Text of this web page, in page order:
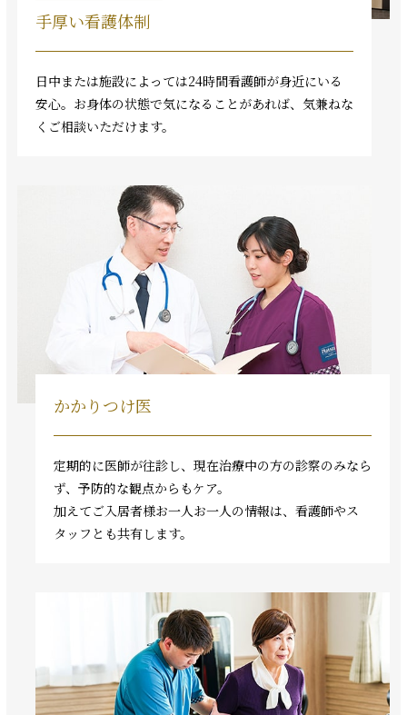
手厚い看護体制
日中または施設によっては24時間看護師が身近にいる
安心。お身体の状態で気になることがあれば、気兼ねな
くご相談いただけます。
かかりつけ医
定期的に医師が往診し、現在治療中の方の診察のみなら
ず、予防的な観点からもケア。
加えてご入居者様お一人お一人の情報は、看護師やス
タッフとも共有します。